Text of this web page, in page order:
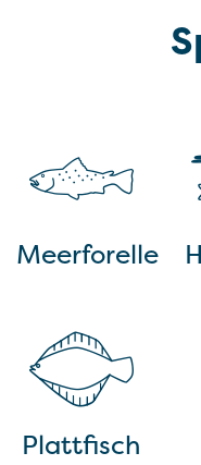
Meerforelle
Plattfisch